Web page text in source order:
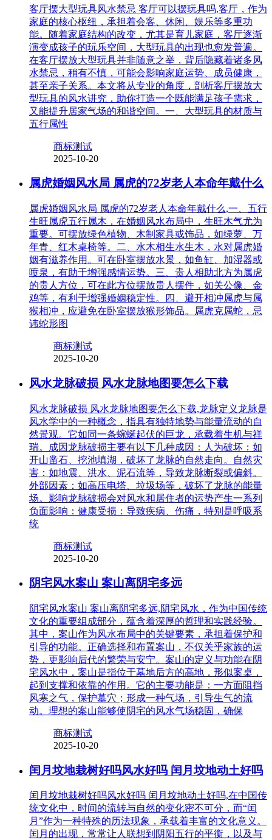
客厅摆大型玩具风水禁忌 客厅可以摆玩具吗,客厅，作为
家庭的核心枢纽，承担着会客、休闲、娱乐等多重功
能。随着家庭结构的改变，尤其是育儿家庭，客厅逐渐
演变成孩子的玩乐空间，大型玩具的出现也愈发普遍。
在客厅摆放大型玩具并非随意之举，背后隐藏着诸多风
水禁忌，稍有不慎，可能会影响家庭运势、成员健康，
甚至亲子关系。本文将从专业的角度，剖析客厅摆放大
型玩具的风水讲究，助你打造一个既能满足孩子需求，
又能提升居家气场的和谐空间。一、大型玩具的材质与
五行属性
商标测试
2025-10-20
属虎婚姻风水局 属虎的72岁老人本命年戴什么
属虎婚姻风水局 属虎的72岁老人本命年戴什么,一、五行
生旺属虎五行属木，在婚姻风水布局中，生旺木气尤为
重要。可摆放绿色植物、木制家具或饰品，如绿萝、万
年青、红木桌椅等。二、水木相生水生木，水对属虎婚
姻有滋养作用。可在卧室摆放水景，如鱼缸、加湿器或
喷泉，有助于增强感情运势。三、贵人相助北方为属虎
的贵人方位，可在此方位摆放贵人摆件，如关公像、金
鸡等，有利于增强婚姻稳定性。四、避开相冲属虎与属
猴相冲，应避免在卧室摆放猴形饰品。属虎克属蛇，忌
讳蛇形图
商标测试
2025-10-20
风水龙脉破损 风水龙脉地图要怎么下载
风水龙脉破损 风水龙脉地图要怎么下载,龙脉定义龙脉是
风水学中的一种概念，指具有独特地势与能量流动的自
然景观。它如同一条蜿蜒起伏的巨龙，承载着生机与祥
瑞。成因龙脉破损主要有以下几种成因：人为破坏：如
开山凿石、挖池填湖，破坏了龙脉的自然走向。自然灾
害：如地震、洪水、泥石流等，导致龙脉断裂或偏斜。
外部因素：如高压电塔、垃圾场等，破坏了龙脉的能量
场。影响龙脉破损会对风水和居住者的运势产生一系列
负面影响：健康受损：导致疾病、伤痛，特别是呼吸系
统
商标测试
2025-10-20
阴宅风水案山 案山离阴宅多远
阴宅风水案山 案山离阴宅多远,阴宅风水，作为中国传统
文化的重要组成部分，蕴含着深厚的哲理和实践经验。
其中，案山作为风水布局中的关键要素，承担着保护和
引导的功能。正确选择和布置案山，不仅关乎家族的运
势，更影响后代的繁荣与安宁。案山的定义与功能在阴
宅风水中，案山是指位于墓地后方的高地，形似案桌，
起到支撑和依靠的作用。它的主要功能是：一方面阻挡
风寒之气，保护墓穴；形成一种气场，引导生气的流
动。理想的案山能够使阴宅的风水气场稳固，确保
商标测试
2025-10-20
闰月坟地栽树好吗风水好吗 闰月坟地动土好吗
闰月坟地栽树好吗风水好吗 闰月坟地动土好吗,在中国传
统文化中，时间的流转与自然的变化密不可分，而“闰
月”作为一种特殊的历法现象，承载着丰富的文化意义。
闰月的出现，常常让人联想到阴阳五行的平衡，以及与